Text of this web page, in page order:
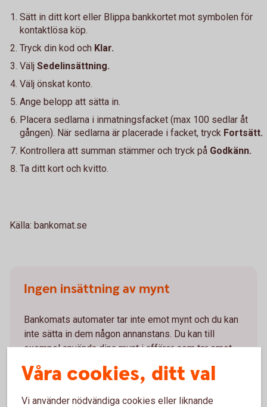
Sätt in ditt kort eller Blippa bankkortet mot symbolen för
kontaktlösa köp.
Tryck din kod och Klar.
Välj Sedelinsättning.
Välj önskat konto.
Ange belopp att sätta in.
Placera sedlarna i inmatningsfacket (max 100 sedlar åt
gången). När sedlarna är placerade i facket, tryck Fortsätt.
Kontrollera att summan stämmer och tryck på Godkänn.
Ta ditt kort och kvitto.
Källa: bankomat.se
Ingen insättning av mynt
Bankomats automater tar inte emot mynt och du kan
inte sätta in dem någon annanstans. Du kan till
exempel använda dina mynt i affärer som tar emot
kontanter.
Våra cookies, ditt val
Vi använder nödvändiga cookies eller liknande